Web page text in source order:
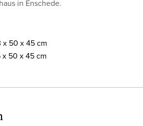
in Enschede.
x 50 x 45 cm
x 50 x 45 cm